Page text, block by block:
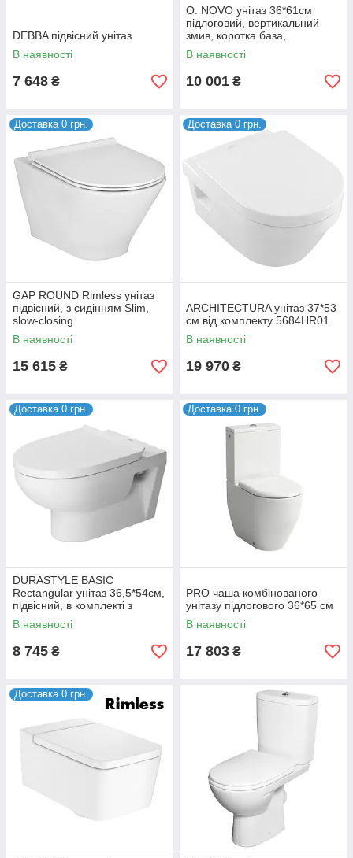
DEBBA підвісний унітаз
В наявності
7 648 ₴
O. NOVO унітаз 36*61см
підлоговий, вертикальний
змив, коротка база,
горизонтальний випуск, колір
білий альпін
В наявності
10 001 ₴
Доставка 0 грн.
GAP ROUND Rimless унітаз
підвісний, з сидінням Slim,
slow-closing
В наявності
15 615 ₴
Доставка 0 грн.
ARCHITECTURA унітаз 37*53
см від комплекту 5684HR01
В наявності
19 970 ₴
Доставка 0 грн.
DURASTYLE BASIC
Rectangular унітаз 36,5*54см,
підвісний, в комплекті з
сидінням з автомат.
закриванням
В наявності
8 745 ₴
Доставка 0 грн.
PRO чаша комбінованого
унітазу підлогового 36*65 см
В наявності
17 803 ₴
Доставка 0 грн.